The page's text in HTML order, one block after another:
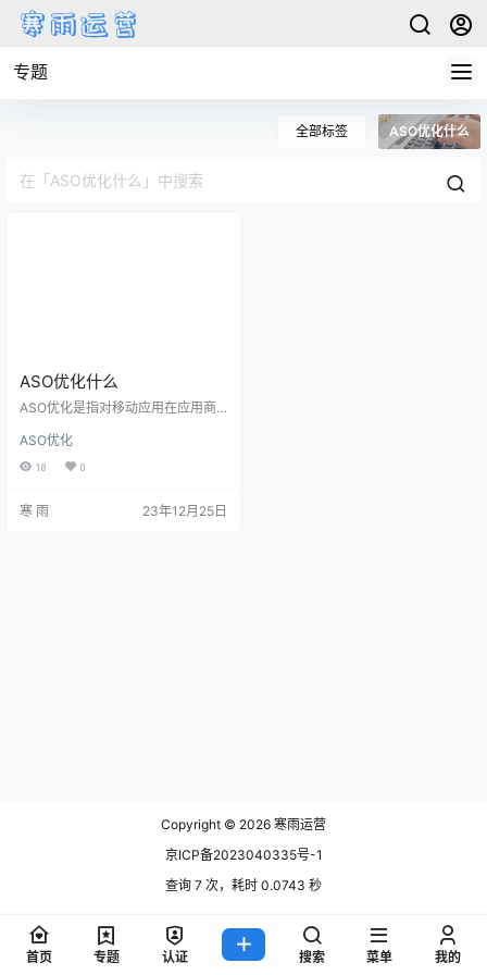
专题
全部标签 ASO优化什么
ASO优化什么
ASO优化是指对移动应用在应用商
化，从而提升应用的下载量。ASO
是App Store Optimization的缩写，
在应用商店搜索中的排名，让更多
ASO优化
18 0
寒 雨 23年12月25日
Copyright © 2026 寒雨运营
京ICP备2023040335号-1
查询 7 次，耗时 0.0743 秒
首页 专题 认证 搜索 菜单 我的